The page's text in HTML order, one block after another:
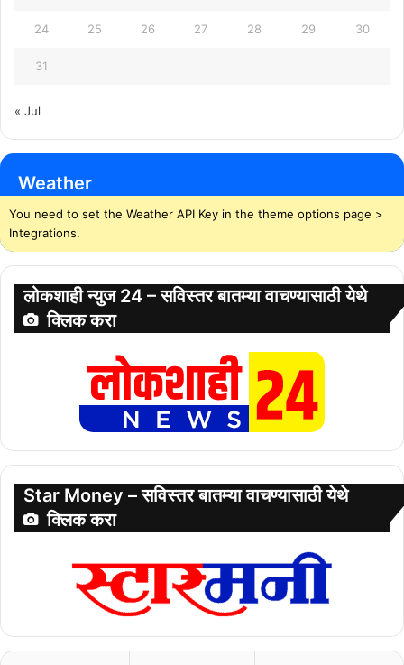
24 25 26 27 28 29 30
31
« Jul
Weather
You need to set the Weather API Key in the theme options page >
Integrations.
लोकशाही न्युज 24 – सविस्तर बातम्या वाचण्यासाठी येथे
क्लिक करा
Star Money – सविस्तर बातम्या वाचण्यासाठी येथे
क्लिक करा